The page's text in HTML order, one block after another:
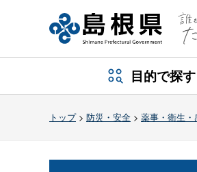
目的で探す
トップ> 防災・安全 > 薬事・衛生・